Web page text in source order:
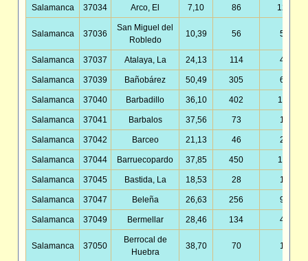
Salamanca 37034 Arco, El 7,10 86 12,12
Salamanca 37036
San Miguel del
Robledo
10,39 56 5,39
Salamanca 37037 Atalaya, La 24,13 114 4,72
Salamanca 37039 Bañobárez 50,49 305 6,04
Salamanca 37040 Barbadillo 36,10 402 11,14
Salamanca 37041 Barbalos 37,56 73 1,94
Salamanca 37042 Barceo 21,13 46 2,18
Salamanca 37044 Barruecopardo 37,85 450 11,89
Salamanca 37045 Bastida, La 18,53 28 1,51
Salamanca 37047 Beleña 26,63 256 9,61
Salamanca 37049 Bermellar 28,46 134 4,71
Salamanca 37050
Berrocal de
Huebra
38,70 70 1,81